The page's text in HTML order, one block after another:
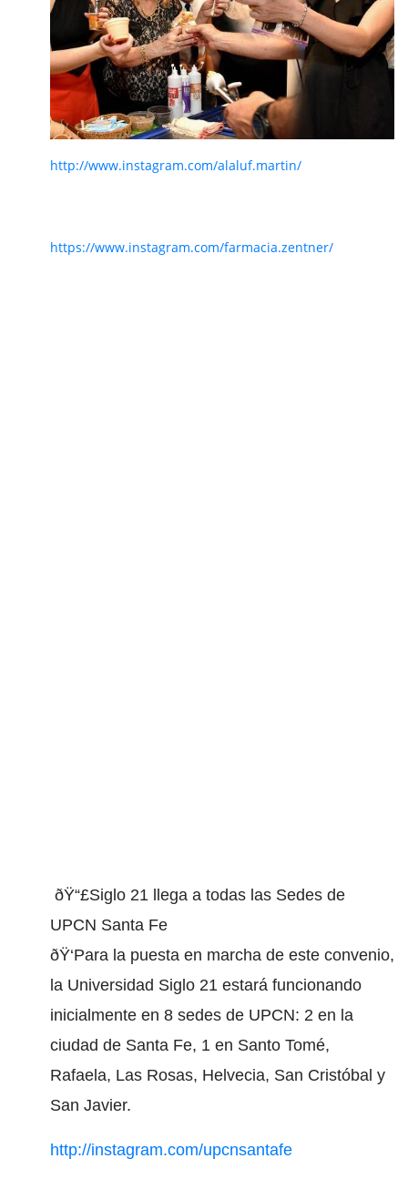
http://www.instagram.com/alaluf.martin/
https://www.instagram.com/farmacia.zentner/
ðŸ“£Siglo 21 llega a todas las Sedes de
UPCN Santa Fe
ðŸ‘Para la puesta en marcha de este convenio,
la Universidad Siglo 21 estará funcionando
inicialmente en 8 sedes de UPCN: 2 en la
ciudad de Santa Fe, 1 en Santo Tomé,
Rafaela, Las Rosas, Helvecia, San Cristóbal y
San Javier.
http://instagram.com/upcnsantafe